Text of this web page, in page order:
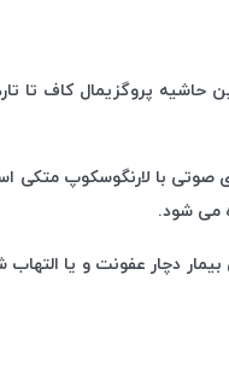
فاصله کافی (۲-۵ سانتی متر) بین نوک لوله و انتهای آن و
با لارنگوسکوپ متکی
می شود.
دچار عفونت و یا التهاب